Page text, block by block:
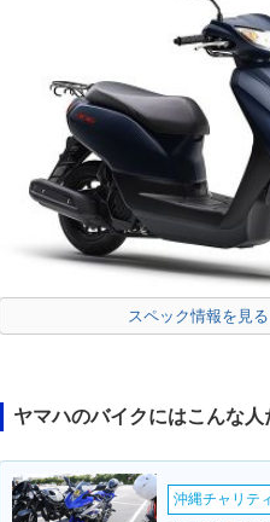
スペック情報を見る
ヤマハのバイクにはこんな
沖縄チャリテ